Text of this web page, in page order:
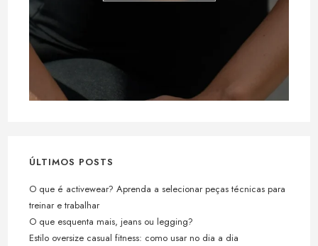
ÚLTIMOS POSTS
O que é activewear? Aprenda a selecionar peças técnicas para
treinar e trabalhar
O que esquenta mais, jeans ou legging?
Estilo oversize casual fitness: como usar no dia a dia